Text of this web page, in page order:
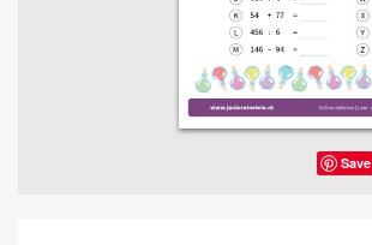
Save